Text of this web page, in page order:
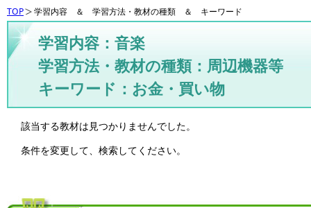
TOP 学習内容 ＆ 学習方法・教材の種類 ＆ キーワード
学習内容：音楽
学習方法・教材の種類：周辺機器等
キーワード：お金・買い物
該当する教材は見つかりませんでした。
条件を変更して、検索してください。